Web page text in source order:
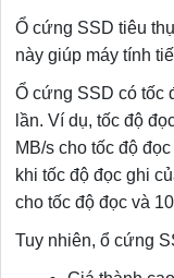
Ổ cứng SSD tiêu
này giúp máy tính
Ổ cứng SSD có tốc
lần. Ví dụ, tốc độ
MB/s cho tốc độ
khi tốc độ đọc ghi
cho tốc độ đọc và
Tuy nhiên, ổ cứng